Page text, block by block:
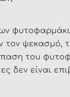
τον ψεκασμό,
του
δεν είναι